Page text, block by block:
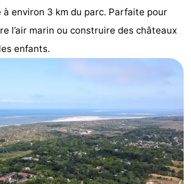
à environ 3 km du parc. Parfaite pour
l’air marin ou construire des châteaux
enfants.